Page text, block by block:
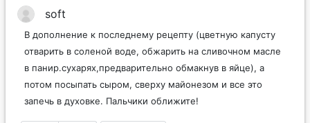
soft
В дополнение к последнему рецепту (цветную капусту
отварить в соленой воде, обжарить на сливочном масле
в панир.сухарях,предварительно обмакнув в яйце), а
потом посыпать сыром, сверху майонезом и все это
запечь в духовке. Пальчики оближите!